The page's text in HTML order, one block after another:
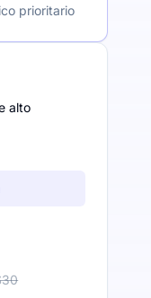
prioritario
alto